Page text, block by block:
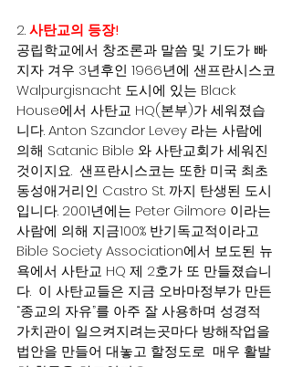
2. 사탄교의 등장!
공립학교에서 창조론과 말씀 및 기도가 빠
지자 겨우 3년후인 1966년에 샌프란시스코
Walpurgisnacht 도시에 있는 Black
House에서 사탄교 HQ(본부)가 세워졌습
니다. Anton Szandor Levey 라는 사람에
의해 Satanic Bible 와 사탄교회가 세워진
것이지요.  샌프란시스코는 또한 미국 최초
동성애거리인 Castro St. 까지 탄생된 도시
입니다. 2001년에는 Peter Gilmore 이라는
사람에 의해 지금100% 반기독교적이라고
Bible Society Association에서 보도된 뉴
욕에서 사탄교 HQ 제 2호가 또 만들졌습니
다.  이 사탄교들은 지금 오바마정부가 만든
“종교의 자유”를 아주 잘 사용하며 성경적
가치관이 일으켜지려는곳마다 방해작업을
법안을 만들어 대놓고 할정도로  매우 활발